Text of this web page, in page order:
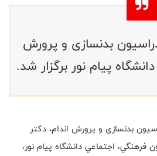
بدنسازی و پرورش
پیام نور برگزار شد.
بدنسازی و پرورش اندام، دکتر
اجتماعي دانشگاه پيام نور،